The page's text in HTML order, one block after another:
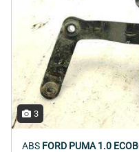
3
ABS FORD PUMA 1.0